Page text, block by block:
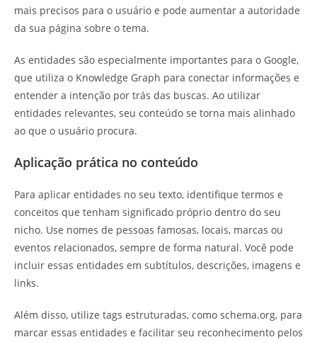
mais precisos para o usuário e pode aumentar a autoridade
da sua página sobre o tema.
As entidades são especialmente importantes para o Google,
que utiliza o Knowledge Graph para conectar informações e
entender a intenção por trás das buscas. Ao utilizar
entidades relevantes, seu conteúdo se torna mais alinhado
ao que o usuário procura.
Aplicação prática no conteúdo
Para aplicar entidades no seu texto, identifique termos e
conceitos que tenham significado próprio dentro do seu
nicho. Use nomes de pessoas famosas, locais, marcas ou
eventos relacionados, sempre de forma natural. Você pode
incluir essas entidades em subtítulos, descrições, imagens e
links.
Além disso, utilize tags estruturadas, como schema.org, para
marcar essas entidades e facilitar seu reconhecimento pelos